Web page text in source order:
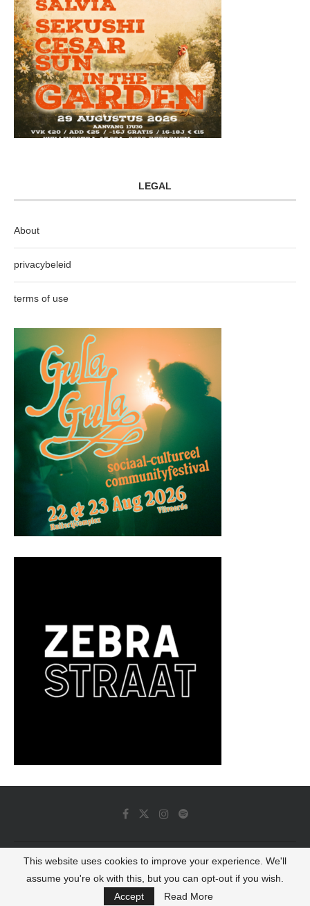
LEGAL
About
privacybeleid
terms of use
© 2022 - Luminous Dash All Rights Reserved
BACK TO TOP
This website uses cookies to improve your experience. We'll
assume you're ok with this, but you can opt-out if you wish.
Accept
Read More